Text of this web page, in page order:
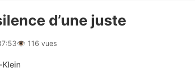
d’une juste
👁 116 vues
Klein